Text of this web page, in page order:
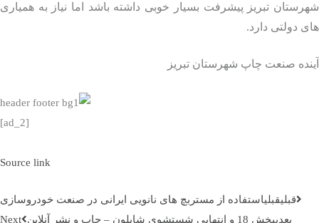
تبریز پیشرفت بسیار خوبی داشته باشد اما نیاز به همیاری‌
دولتی دارد.
صنعت چاپ شهرستان تبریز
Source link
قبليقبلیاستفاده از مستربچ های نانویی ایرانی در صنعت خودروسازی
بعدیبخش 18 و انتهایی شستشوی شابلون – چاپ و نشر آنلاین